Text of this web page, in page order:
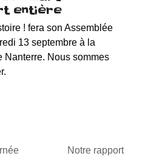
entière
! fera son Assemblée
13 septembre à la
Nanterre. Nous sommes
Notre rapport